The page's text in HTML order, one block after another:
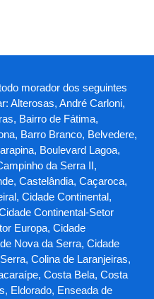
morador dos seguintes
Alterosas, André Carloni,
Bairro de Fátima,
Barro Branco, Belvedere,
Boulevard Lagoa,
da Serra II,
Castelândia, Caçaroca,
Cidade Continental,
Continental-Setor
Europa, Cidade
Nova da Serra, Cidade
Colina de Laranjeiras,
Costa Bela, Costa
Eldorado, Enseada de